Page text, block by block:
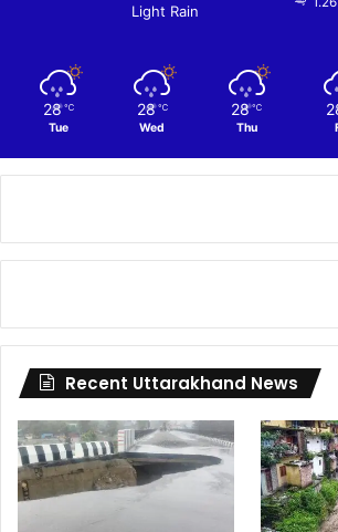
Light Rain
28 ℃
Tue
28 ℃
Wed
28 ℃
Thu
Recent Uttarakhand News